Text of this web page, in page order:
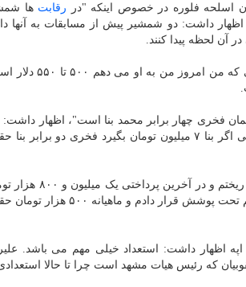
اسلحه فلوره در خصوص اینکه "در رقابت ها
داشت: دو شمشیر پیش از مسابقات به آنها
لحظه پیدا کنند.
باقرزاده با تشکر از کادر فنی اسلحه سابر و خصوصاً پیمان فخری اظهار داشت: حقوقی که من
فخری چهار برابر محمد بنا است"، اظهار داشت:
حقوق بنا ۶ میلیون تومان باشد این علی یعقوبیان است که در حد بنا حقوق می گیرد ولی اگر بنا ۷ میلیون تومان بگیرد فخری دو
وی افزود: من برای پشتیبانی از اپه و فلوره از تیر ماه ۹۹ ماهی ۵۰۰ هزار تومان حقوق ریختم و
پاداش دادم. در آمد مربی ما در شهرستان ۲۰۰ تا ۳۰۰ هزار تومان است که من آنها را هم تحت پوشش قرار دادم و
اظهار داشت: استعداد خیلی مهم می باشد.
که رئیس هیات مشهد است چرا تا حالا استعدادی